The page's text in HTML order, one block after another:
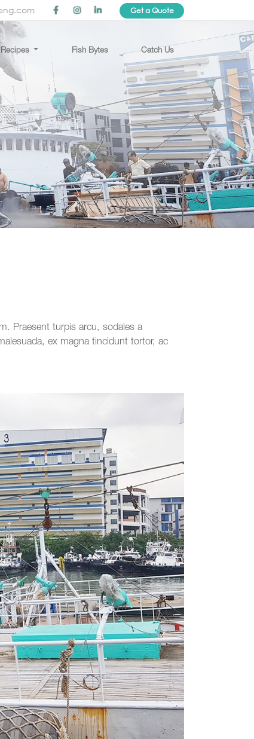
Get a Quote
Recipes Fish Bytes Catch Us
Praesent turpis arcu, sodales a
ex magna tincidunt tortor, ac